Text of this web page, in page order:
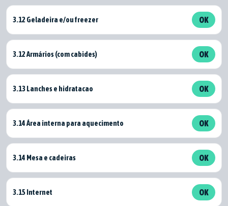
3.12 Geladeira e/ou freezer OK
3.12 Armários (com cabides) OK
3.13 Lanches e hidratacao OK
3.14 Área interna para aquecimento OK
3.14 Mesa e cadeiras OK
3.15 Internet OK